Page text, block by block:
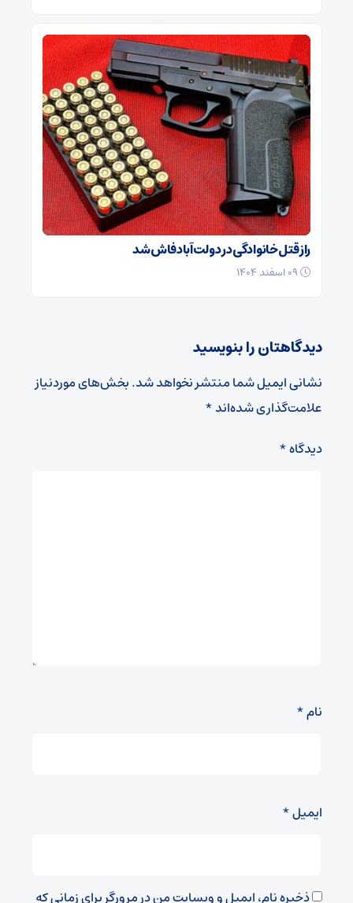
راز قتل خانوادگی در دولت‌آباد فاش شد
دیدگاهتان را بنویسید
نشانی ایمیل شما منتشر نخواهد شد.بخش‌های موردنیاز
علامت‌گذاری شده‌اند*
دیدگاه*
نام*
ایمیل*
ذخیره نام، ایمیل و وبسایت من در مرورگر برای زمانی که